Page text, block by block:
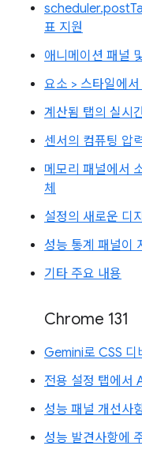
표 지원
애니메이션 패널
요소 > 스타일에
계산됨 탭의 실시
센서의 컴퓨팅 압
메모리 패널에서
체
설정의 새로운 디
성능 통계 패널이
기타 주요 내용
Chrome 131
Gemini로 CSS 디
전용 설정 탭에서
성능 패널 개선사
성능 발견사항에